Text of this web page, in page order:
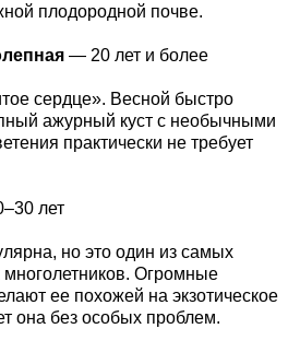
плодородной почве.
— 20 лет и более
сердце». Весной быстро
ажурный куст с необычными
практически не требует
лет
но это один из самых
Огромные
ее похожей на экзотическое
она без особых проблем.